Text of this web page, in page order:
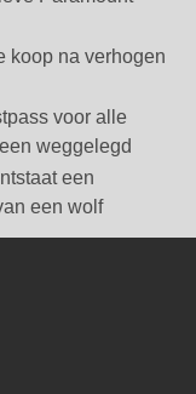
koop na verhogen
voor alle
weggelegd
een
een wolf